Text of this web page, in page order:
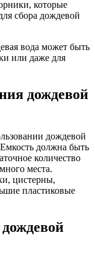
которые
сбора дождевой
вода может быть
или даже для
дождевой
дождевой
должна быть
количество
места.
цистерны,
пластиковые